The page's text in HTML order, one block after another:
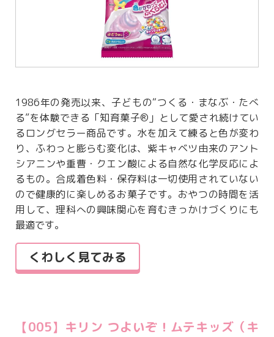
1986年の発売以来、子どもの“つくる・まなぶ・たべ
る”を体験できる「知育菓子®」として愛され続けてい
るロングセラー商品です。水を加えて練ると色が変わ
り、ふわっと膨らむ変化は、紫キャベツ由来のアント
シアニンや重曹・クエン酸による自然な化学反応によ
るもの。合成着色料・保存料は一切使用されていない
ので健康的に楽しめるお菓子です。おやつの時間を活
用して、理科への興味関心を育むきっかけづくりにも
最適です。
くわしく見てみる
【005】キリン つよいぞ！ムテキッズ（キ